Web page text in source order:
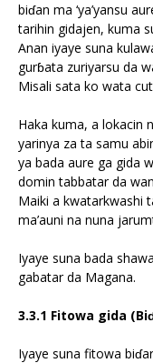
biɗan ma ‘ya’yansu
tarihin gidajen, kuma
Anan iyaye suna
gurɓata zuriyarsu da
Misali sata ko wata
Haka kuma, a lokacin
yarinya za ta samu
ya bada aure ga gida
domin tabbatar da
Maiki a kwatarkwashi
ma’auni na nuna
Iyaye suna bada
gabatar da Magana.
3.3.1 Fitowa gida
Iyaye suna fitowa